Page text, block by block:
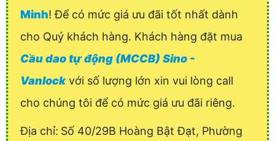
Minh! Để có mức giá ưu đãi tốt nhất dành
cho Quý khách hàng. Khách hàng đặt mua
Cầu dao tự động (MCCB) Sino -
Vanlockvới số lượng lớn xin vui lòng call
cho chúng tôi để có mức giá ưu đãi riêng.
Địa chỉ: Số 40/29B Hoàng Bật Đạt, Phường